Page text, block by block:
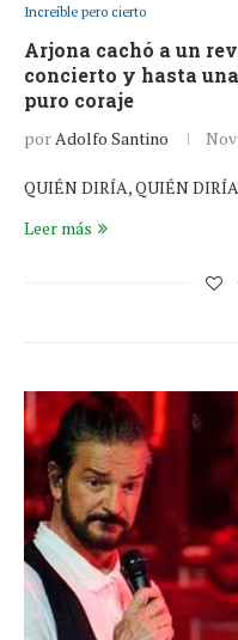
Increíble pero cierto
Arjona cachó a un
concierto y hasta
puro coraje
porAdolfo Santino Nov
QUIÉN DIRÍA, QUIÉN
Leer más